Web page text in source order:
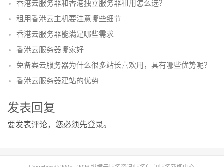
香港云服务器和香港独立服务器租用怎么选？
租用香港云主机要注意哪些细节
香港云服务器能满足哪些需求
香港云服务器哪家好
免备案云服务器为什么很多站长喜欢用，具有哪些优势呢？
香港云服务器建站的优势
发表回复
要发表评论，您必须先登录。